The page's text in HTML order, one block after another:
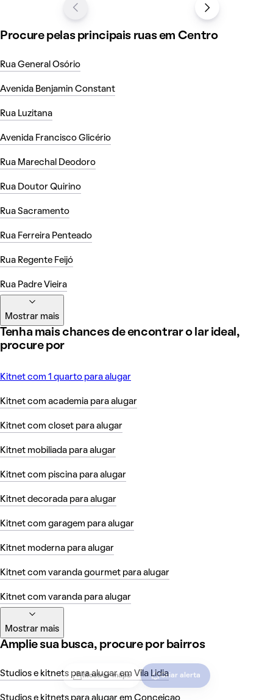
Mostrar mapa Criar alerta
Procure pelas principais ruas em Centro
Rua General Osório
Avenida Benjamin Constant
Rua Luzitana
Avenida Francisco Glicério
Rua Marechal Deodoro
Rua Doutor Quirino
Rua Sacramento
Rua Ferreira Penteado
Rua Regente Feijó
Rua Padre Vieira
Mostrar mais
Tenha mais chances de encontrar o lar ideal,
procure por
Kitnet com 1 quarto para alugar
Kitnet com academia para alugar
Kitnet com closet para alugar
Kitnet mobiliada para alugar
Kitnet com piscina para alugar
Kitnet decorada para alugar
Kitnet com garagem para alugar
Kitnet moderna para alugar
Kitnet com varanda gourmet para alugar
Kitnet com varanda para alugar
Mostrar mais
Amplie sua busca, procure por bairros
Studios e kitnets para alugar em Vila Lidia
Studios e kitnets para alugar em Conceicao